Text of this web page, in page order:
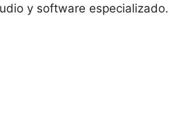
y software especializado.